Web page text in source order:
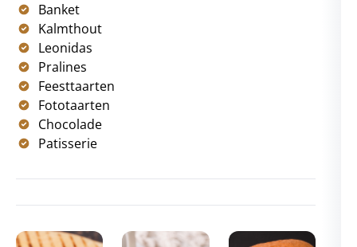
Banket
Kalmthout
Leonidas
Pralines
Feesttaarten
Fototaarten
Chocolade
Patisserie